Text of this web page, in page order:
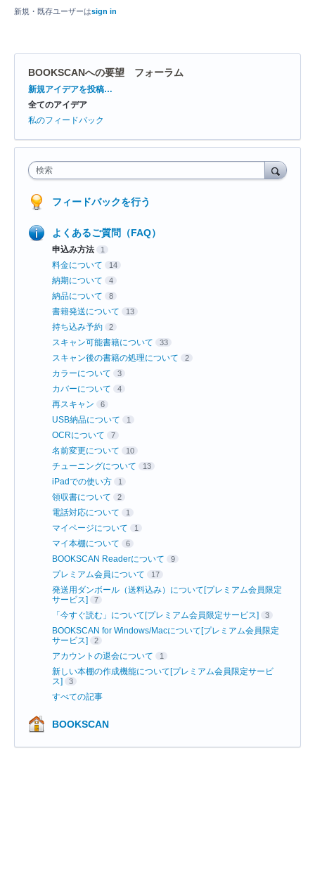
新規・既存ユーザーはsign in
BOOKSCANへの要望 フォーラム
カ
ゴ
リ
新規アイデアを投稿…
全てのアイデア
私のフィードバック
検索
フィードバックを行う
よくあるご質問（FAQ）
申込み方法 1
料金について 14
納期について 4
納品について 8
書籍発送について 13
持ち込み予約 2
スキャン可能書籍について 33
スキャン後の書籍の処理について 2
カラーについて 3
カバーについて 4
再スキャン 6
USB納品について 1
OCRについて 7
名前変更について 10
チューニングについて 13
iPadでの使い方 1
領収書について 2
電話対応について 1
マイページについて 1
マイ本棚について 6
BOOKSCAN Readerについて 9
プレミアム会員について 17
発送用ダンボール（送料込み）について[プレミアム会員限定
サービス]
7
「今すぐ読む」について[プレミアム会員限定サービス] 3
BOOKSCAN for Windows/Macについて[プレミアム会員限定
サービス]
2
アカウントの退会について 1
新しい本棚の作成機能について[プレミアム会員限定サービ
ス]
3
すべての記事
BOOKSCAN